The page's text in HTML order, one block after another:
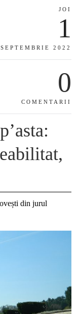
JOI
1
SEPTEMBRIE 2022
0
COMENTARII
din jurul